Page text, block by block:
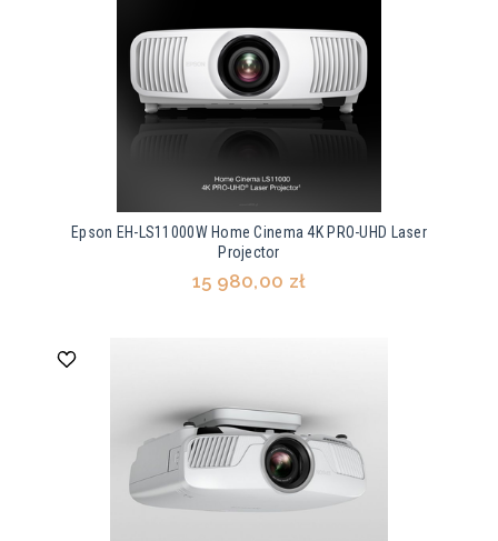
Epson EH-LS11000W Home Cinema 4K PRO-UHD Laser
Projector
15 980,00 zł